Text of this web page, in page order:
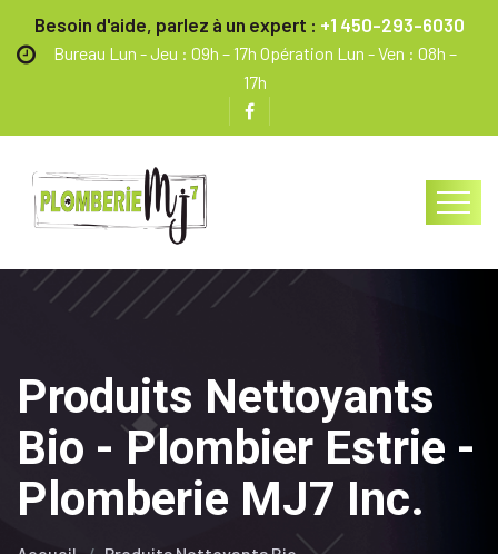
Besoin d'aide, parlez à un expert : +1 450-293-6030
Bureau Lun - Jeu : 09h – 17h Opération Lun - Ven : 08h –
17h
Produits Nettoyants
Bio - Plombier Estrie -
Plomberie MJ7 Inc.